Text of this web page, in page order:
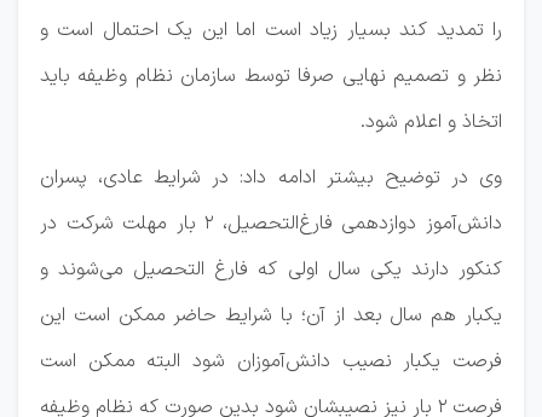
را تمدید کند بسیار زیاد است اما این یک احتمال است و
نظر و تصمیم نهایی صرفا توسط سازمان نظام وظیفه باید
اتخاذ و اعلام شود.
وی در توضیح بیشتر ادامه داد: در شرایط عادی، پسران
دانش‌آموز دوازدهمی فارغ‌التحصیل، ۲ بار مهلت شرکت در
کنکور دارند یکی سال اولی که فارغ التحصیل می‌شوند و
یکبار هم سال بعد از آن؛ با شرایط حاضر ممکن است این
فرصت یکبار نصیب دانش‌آموزان شود البته ممکن است
فرصت ۲ بار نیز نصیبشان شود بدین صورت که نظام وظیفه